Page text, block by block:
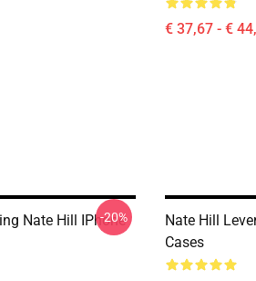
€ 37,67 - €
Nate Hill IPhone
-20%
Nate Hill
Cases